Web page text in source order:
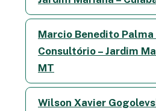
Marcio Benedito Palma
Consultório – Jardim
MT
Wilson Xavier